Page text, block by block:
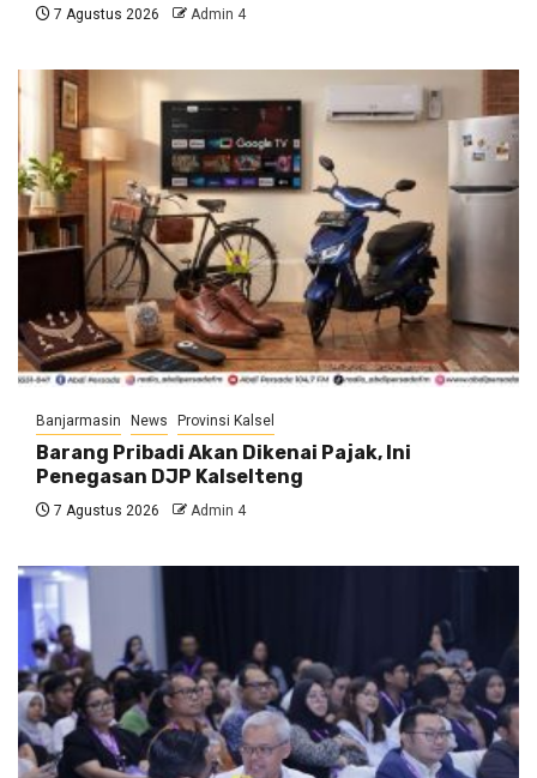
7 Agustus 2026 Admin 4
Banjarmasin News Provinsi Kalsel
Barang Pribadi Akan Dikenai Pajak, Ini
Penegasan DJP Kalselteng
7 Agustus 2026 Admin 4